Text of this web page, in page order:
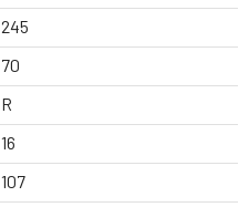
245
70
R
16
107